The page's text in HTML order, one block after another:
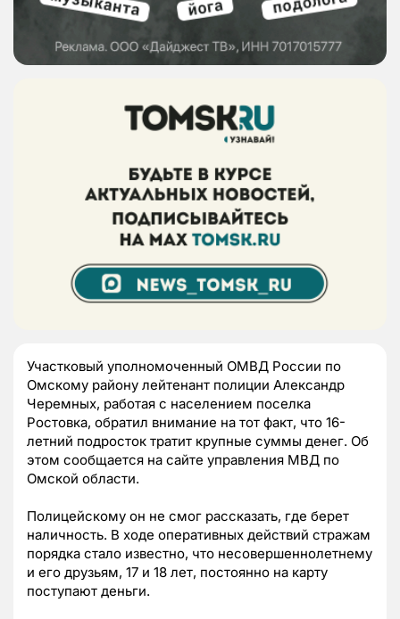
Участковый уполномоченный ОМВД России по
Омскому району лейтенант полиции Александр
Черемных, работая с населением поселка
Ростовка, обратил внимание на тот факт, что 16-
летний подросток тратит крупные суммы денег. Об
этом сообщается на сайте управления МВД по
Омской области.
Полицейскому он не смог рассказать, где берет
наличность. В ходе оперативных действий стражам
порядка стало известно, что несовершеннолетнему
и его друзьям, 17 и 18 лет, постоянно на карту
поступают деньги.